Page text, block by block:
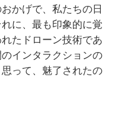
かげで、私たちの日
に、最も印象的に覚
たドローン技術であ
インタラクションの
って、魅了されたの